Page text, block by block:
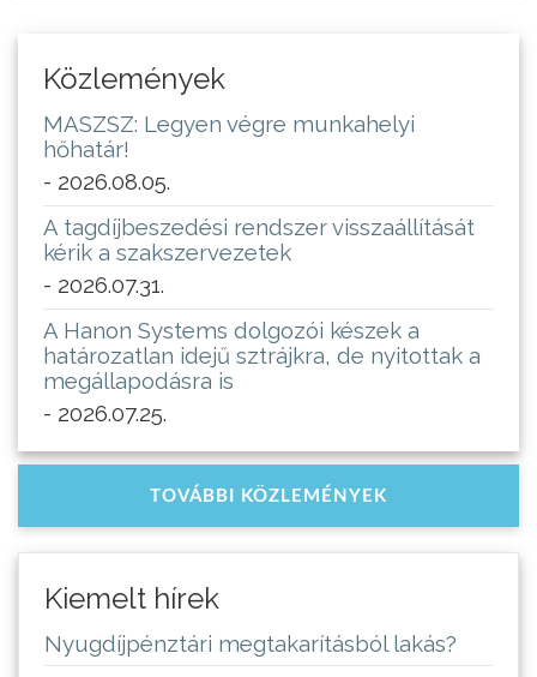
Közlemények
MASZSZ: Legyen végre munkahelyi
hőhatár!
- 2026.08.05.
A tagdíjbeszedési rendszer visszaállítását
kérik a szakszervezetek
- 2026.07.31.
A Hanon Systems dolgozói készek a
határozatlan idejű sztrájkra, de nyitottak a
megállapodásra is
- 2026.07.25.
TOVÁBBI KÖZLEMÉNYEK
Kiemelt hírek
Nyugdíjpénztári megtakarításból lakás?